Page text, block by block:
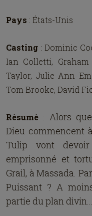
Pays : États-Unis
Casting : Dominic
Ian Colletti,
Taylor, Julie Ann
Tom Brooke, David
Résumé : Alors
Dieu commencent
Tulip vont
emprisonné et
Grail, à Massada.
Puissant ? A
partie du plan divin...